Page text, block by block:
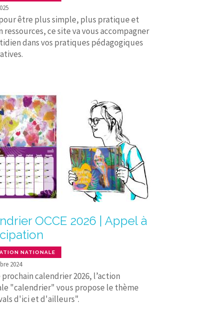
être plus simple, plus pratique et
ressources, ce site va vous accompagner
dans vos pratiques pédagogiques
OCCE 2026 | Appel à
NATIONALE
2024
calendrier 2026, l’action
"calendrier" vous propose le thème
d'ici et d'ailleurs".